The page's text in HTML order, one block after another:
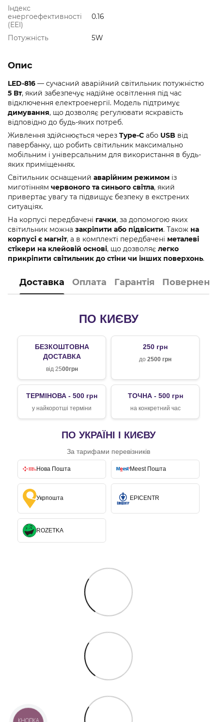
Індекс
енергоефективності
(EEI)
0.16
Потужність 5W
Опис
LED-816 — сучасний аварійний світильник потужністю
5 Вт, який забезпечує надійне освітлення під час
відключення електроенергії. Модель підтримує
димування, що дозволяє регулювати яскравість
відповідно до будь-яких потреб.
Живлення здійснюється через Type-C або USB від
павербанку, що робить світильник максимально
мобільним і універсальним для використання в будь-
яких приміщеннях.
Світильник оснащений аварійним режимом із
миготінням червоного та синього світла, який
привертає увагу та підвищує безпеку в екстрених
ситуаціях.
На корпусі передбачені гачки, за допомогою яких
світильник можна закріпити або підвісити. Також на
корпусі є магніт, а в комплекті передбачені металеві
стікери на клейовій основі, що дозволяє легко
прикріпити світильник до стіни чи інших поверхонь.
Доставка Оплата Гарантія
ПО КИЄВУ
БЕЗКОШТОВНА
ДОСТАВКА
від 2500грн
250 грн
до 2500 грн
ТЕРМІНОВА - 500 грн
у найкоротші терміни
ТОЧНА - 500 грн
на конкретний час
ПО УКРАЇНІ І КИЄВУ
За тарифами перевізників
Нова Пошта Meest Пошта
Укрпошта EPICENTR
ROZETKA
КНОПКА